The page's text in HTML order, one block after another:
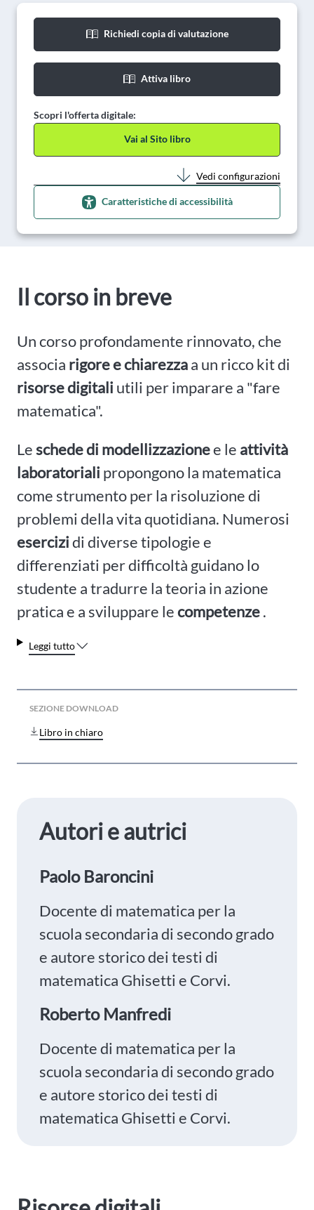
Richiedi copia di valutazione
Attiva libro
Scopri l'offerta digitale:
Vai al Sito libro
Vedi configurazioni
Caratteristiche di accessibilità
Il corso in breve
Un corso profondamente rinnovato, che
associa rigore e chiarezzaa un ricco kit di
risorse digitali utili per imparare a "fare
matematica".
Leschede di modellizzazionee le attività
laboratoriali propongono la matematica
come strumento per la risoluzione di
problemi della vita quotidiana. Numerosi
esercizidi diverse tipologie e
differenziati per difficoltà guidano lo
studente a tradurre la teoria in azione
pratica e a sviluppare lecompetenze.
Leggi tutto
SEZIONE DOWNLOAD
Libro in chiaro
Autori e autrici
Paolo Baroncini
Docente di matematica per la
scuola secondaria di secondo grado
e autore storico dei testi di
matematica Ghisetti e Corvi.
Roberto Manfredi
Docente di matematica per la
scuola secondaria di secondo grado
e autore storico dei testi di
matematica Ghisetti e Corvi.